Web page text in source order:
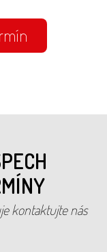
kontaktujte nás